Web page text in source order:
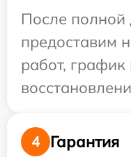
После полной
предоставим
работ,
4
Гарантия